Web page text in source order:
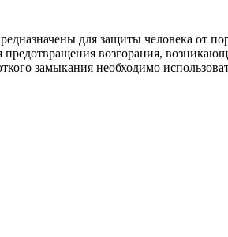
для защиты человека от
возгорания,
замыкания необходимо